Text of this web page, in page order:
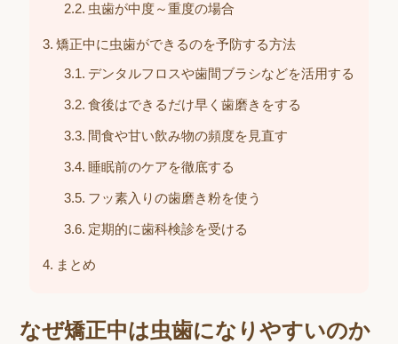
虫歯が中度～重度の場合
矯正中に虫歯ができるのを予防する方法
デンタルフロスや歯間ブラシなどを活用する
食後はできるだけ早く歯磨きをする
間食や甘い飲み物の頻度を見直す
睡眠前のケアを徹底する
フッ素入りの歯磨き粉を使う
定期的に歯科検診を受ける
まとめ
なぜ矯正中は虫歯になりやすいのか